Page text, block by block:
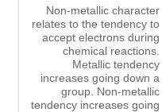
Non-metallic character
relates to the tendency to
accept electrons during
chemical reactions.
Metallic tendency
increases going down a
group. Non-metallic
tendency increases going